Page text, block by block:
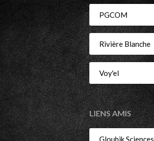
PGCOM
Rivière Blanche
Voy'el
LIENS AMIS